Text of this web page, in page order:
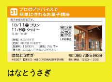
はなとうさぎ